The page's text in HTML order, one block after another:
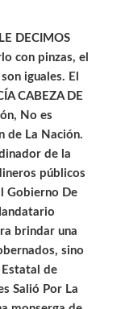
DECIMOS
con pinzas, el
iguales. El
CABEZA DE
No es
de La Nación.
de la
públicos
Gobierno De
brindar una
sino
de
Salió Por La